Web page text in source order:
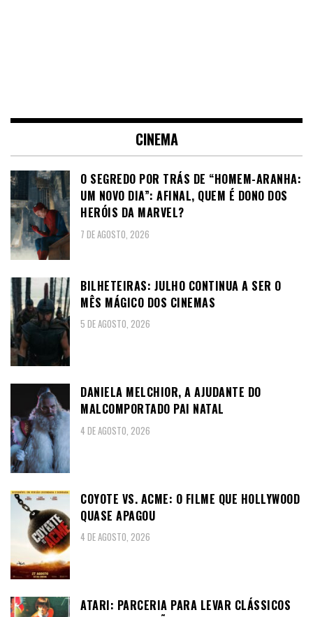
CINEMA
O SEGREDO POR TRÁS DE “HOMEM-ARANHA:
UM NOVO DIA”: AFINAL, QUEM É DONO DOS
HERÓIS DA MARVEL?
7 DE AGOSTO, 2026
BILHETEIRAS: JULHO CONTINUA A SER O
MÊS MÁGICO DOS CINEMAS
5 DE AGOSTO, 2026
DANIELA MELCHIOR, A AJUDANTE DO
MALCOMPORTADO PAI NATAL
4 DE AGOSTO, 2026
COYOTE VS. ACME: O FILME QUE HOLLYWOOD
QUASE APAGOU
4 DE AGOSTO, 2026
ATARI: PARCERIA PARA LEVAR CLÁSSICOS